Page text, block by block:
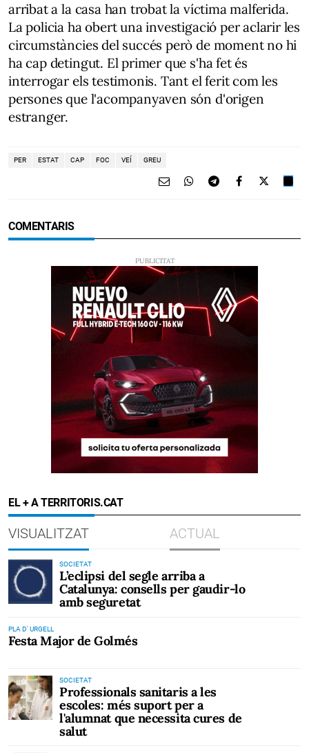
arribat a la casa han trobat la víctima malferida.
La policia ha obert una investigació per aclarir les
circumstàncies del succés però de moment no hi
ha cap detingut. El primer que s'ha fet és
interrogar els testimonis. Tant el ferit com les
persones que l'acompanyaven són d'origen
estranger.
PER ESTAT CAP FOC VEÍ GREU
COMENTARIS
EL + A TERRITORIS.CAT
VISUALITZAT ACTUAL
SOCIETAT
L’eclipsi del segle arriba a
Catalunya: consells per gaudir-lo
amb seguretat
PLA D' URGELL
Festa Major de Golmés
SOCIETAT
Professionals sanitaris a les
escoles: més suport per a
l'alumnat que necessita cures de
salut